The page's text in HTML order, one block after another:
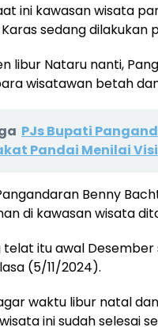
ini kawasan wisata
sedang
libur Nataru nanti,
wisatawan betah
PJs Bupati
Pandai Menilai
Benny
di kawasan wisata
telat itu awal Desember
(5/11/2024).
waktu libur natal
ini sudah selesai